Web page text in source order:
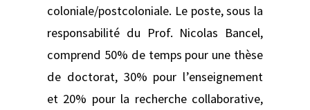
coloniale/postcoloniale. Le poste, sous la
responsabilité du Prof. Nicolas Bancel,
comprend 50% de temps pour une thèse
de doctorat, 30% pour l’enseignement
et 20% pour la recherche collaborative,